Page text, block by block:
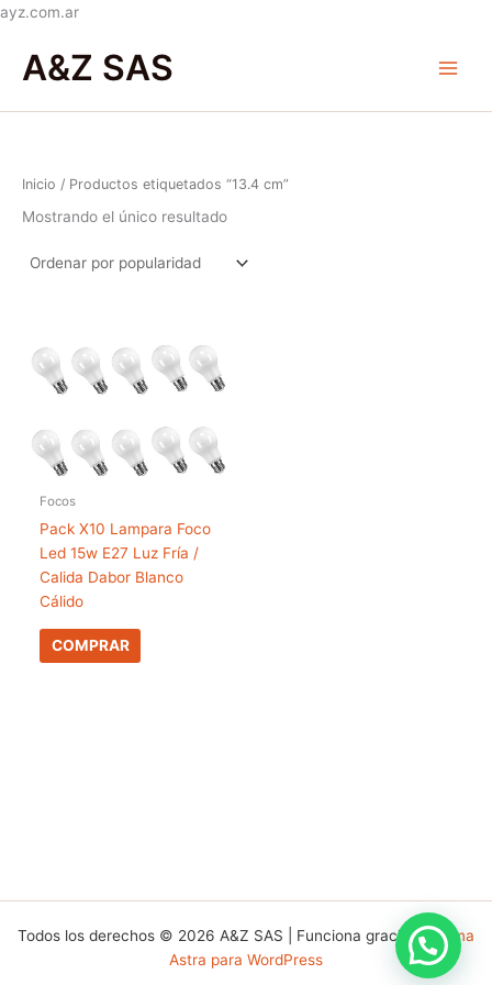
ayz.com.arIr
contenido
A&Z SAS
Menu
Inicio / Productos etiquetados “13.4 cm”
Mostrando el único resultado
Focos
Pack X10 Lampara Foco
Led 15w E27 Luz Fría /
Calida Dabor Blanco
Cálido
COMPRAR
Todos los derechos © 2026 A&Z SAS | Funciona gracias aTema
Astra para WordPress